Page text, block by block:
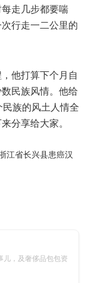
走几步都要喘
行走一二公里的
他打算下个月自
民族风情。他给
族的风土人情全
分享给大家。
江省长兴县患癌汉
儿，及奢侈品包包资